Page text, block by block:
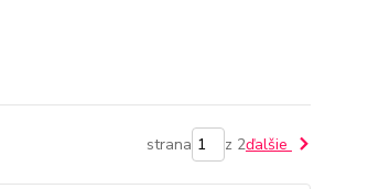
strana z 2ďalšie